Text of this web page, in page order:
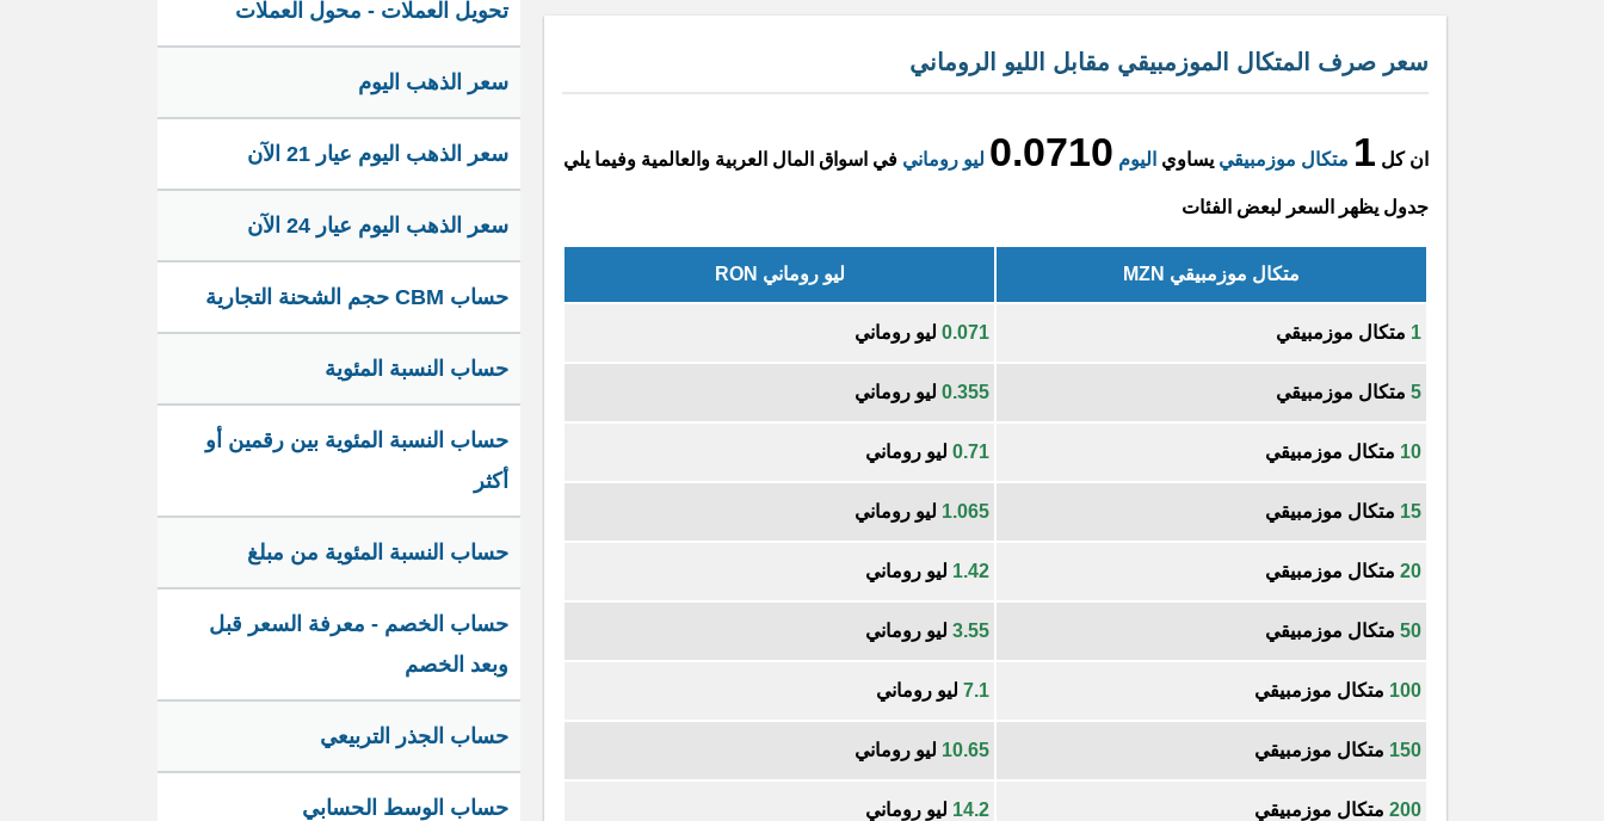
سعر صرف المتكال الموزمبيقي مقابل الليو الروماني
ان كل 1 متكال موزمبيقي يساوي اليوم 0.0710 ليو روماني في اسواق المال العربية والعالمية وفيما يلي
جدول يظهر السعر لبعض الفئات
متكال موزمبيقي MZN ليو روماني RON
1 متكال موزمبيقي 0.071 ليو روماني
5 متكال موزمبيقي 0.355 ليو روماني
10 متكال موزمبيقي 0.71 ليو روماني
15 متكال موزمبيقي 1.065 ليو روماني
20 متكال موزمبيقي 1.42 ليو روماني
50 متكال موزمبيقي 3.55 ليو روماني
100 متكال موزمبيقي 7.1 ليو روماني
150 متكال موزمبيقي 10.65 ليو روماني
200 متكال موزمبيقي 14.2 ليو روماني
تحويل العملات - محول العملات
سعر الذهب اليوم
سعر الذهب اليوم عيار 21 الآن
سعر الذهب اليوم عيار 24 الآن
حساب CBM حجم الشحنة التجارية
حساب النسبة المئوية
حساب النسبة المئوية بين رقمين أو
أكثر
حساب النسبة المئوية من مبلغ
حساب الخصم - معرفة السعر قبل
وبعد الخصم
حساب الجذر التربيعي
حساب الوسط الحسابي